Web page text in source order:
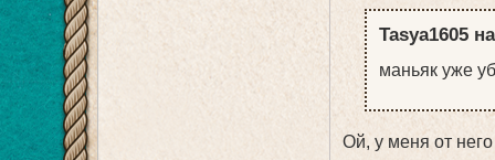
Tasya1605
маньяк уже
Ой, у меня от